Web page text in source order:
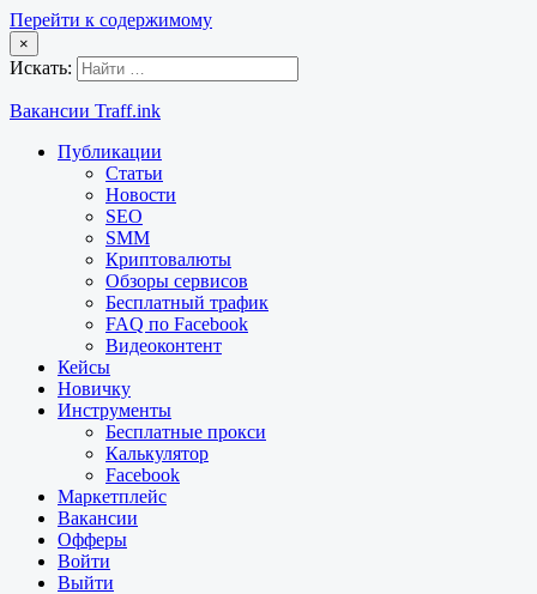
Перейти к содержимому
×
Искать:
Вакансии Traff.ink
Публикации
Статьи
Новости
SEO
SMM
Криптовалюты
Обзоры сервисов
Бесплатный трафик
FAQ по Facebook
Видеоконтент
Кейсы
Новичку
Инструменты
Бесплатные прокси
Калькулятор
Facebook
Маркетплейс
Вакансии
Офферы
Войти
Выйти